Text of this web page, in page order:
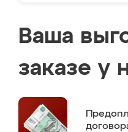
Ваша
заказе у